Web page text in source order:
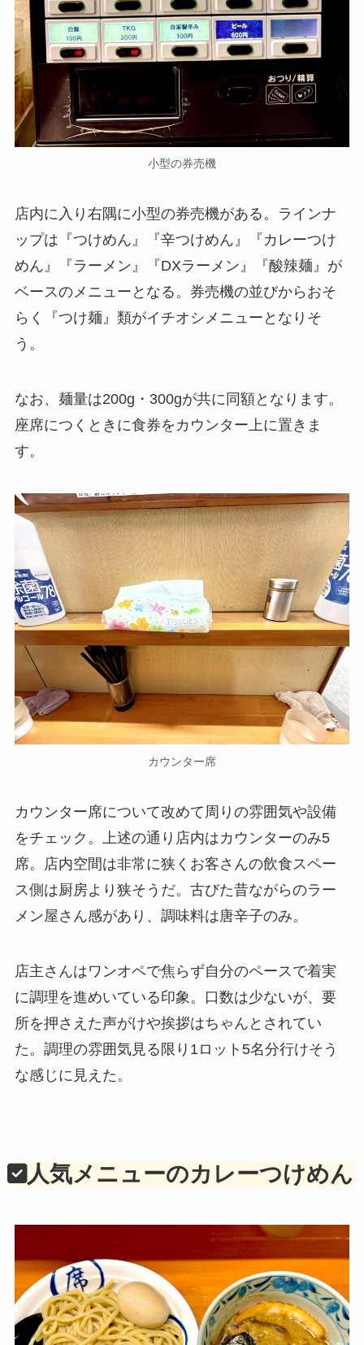
小型の券売機
店内に入り右隅に小型の券売機がある。ラインナ
ップは『つけめん』『辛つけめん』『カレーつけ
めん』『ラーメン』『DXラーメン』『酸辣麺』が
ベースのメニューとなる。券売機の並びからおそ
らく『つけ麺』類がイチオシメニューとなりそ
う。
なお、麺量は200g・300gが共に同額となります。
座席につくときに食券をカウンター上に置きま
す。
カウンター席
カウンター席について改めて周りの雰囲気や設備
をチェック。上述の通り店内はカウンターのみ5
席。店内空間は非常に狭くお客さんの飲食スペー
ス側は厨房より狭そうだ。古びた昔ながらのラー
メン屋さん感があり、調味料は唐辛子のみ。
店主さんはワンオペで焦らず自分のペースで着実
に調理を進めいている印象。口数は少ないが、要
所を押さえた声がけや挨拶はちゃんとされてい
た。調理の雰囲気見る限り1ロット5名分行けそう
な感じに見えた。
人気メニューのカレーつけめん